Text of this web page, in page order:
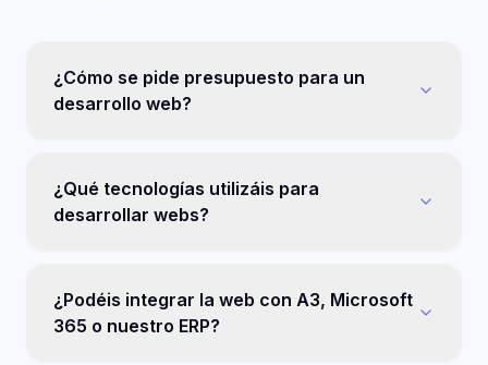
¿Cómo se pide presupuesto para un
desarrollo web?
¿Qué tecnologías utilizáis para
desarrollar webs?
¿Podéis integrar la web con A3, Microsoft
365 o nuestro ERP?